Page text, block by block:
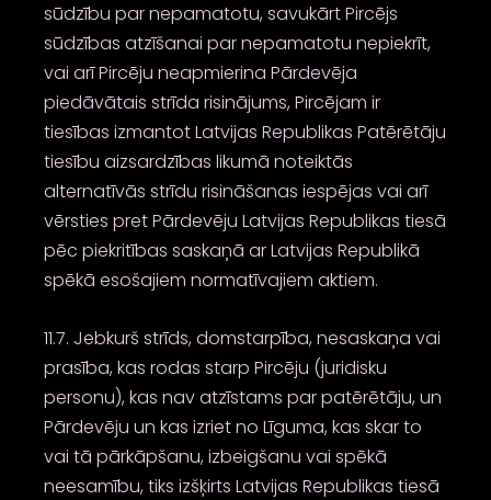
sūdzību par nepamatotu, savukārt Pircējs
sūdzības atzīšanai par nepamatotu nepiekrīt,
vai arī Pircēju neapmierina Pārdevēja
piedāvātais strīda risinājums, Pircējam ir
tiesības izmantot Latvijas Republikas Patērētāju
tiesību aizsardzības likumā noteiktās
alternatīvās strīdu risināšanas iespējas vai arī
vērsties pret Pārdevēju Latvijas Republikas tiesā
pēc piekritības saskaņā ar Latvijas Republikā
spēkā esošajiem normatīvajiem aktiem.
11.7. Jebkurš strīds, domstarpība, nesaskaņa vai
prasība, kas rodas starp Pircēju (juridisku
personu), kas nav atzīstams par patērētāju, un
Pārdevēju un kas izriet no Līguma, kas skar to
vai tā pārkāpšanu, izbeigšanu vai spēkā
neesamību, tiks izšķirts Latvijas Republikas tiesā